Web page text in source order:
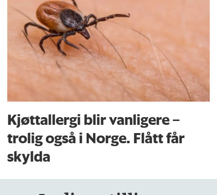
Kjøttallergi blir vanligere –
trolig også i Norge. Flått får
skylda